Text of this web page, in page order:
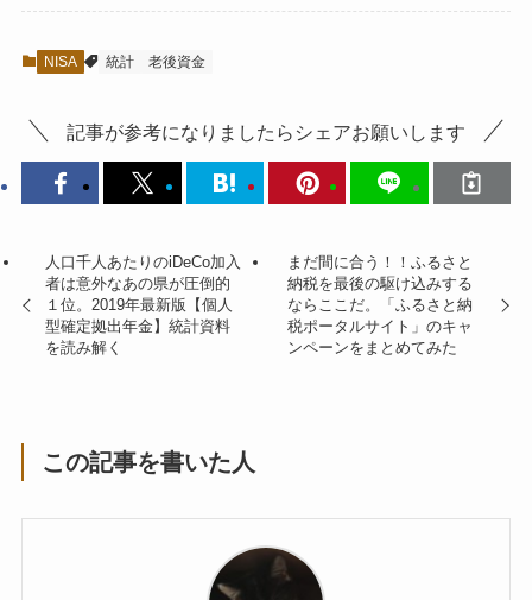
NISA 統計 老後資金
記事が参考になりましたらシェアお願いします
人口千人あたりのiDeCo加入
者は意外なあの県が圧倒的
１位。2019年最新版【個人
型確定拠出年金】統計資料
を読み解く
まだ間に合う！！ふるさと
納税を最後の駆け込みする
ならここだ。「ふるさと納
税ポータルサイト」のキャ
ンペーンをまとめてみた
この記事を書いた人